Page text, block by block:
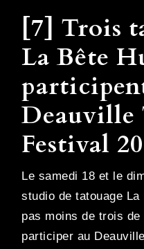
[7] Trois
La Bête
Deauville
Festival
Le samedi 18 et le
studio de tatouage
pas moins de trois
participer au